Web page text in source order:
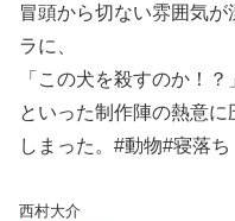
冒頭から切ない雰囲気
ラに、
「この犬を殺すのか！？
といった制作陣の熱意
しまった。#動物#寝落ち
西村大介